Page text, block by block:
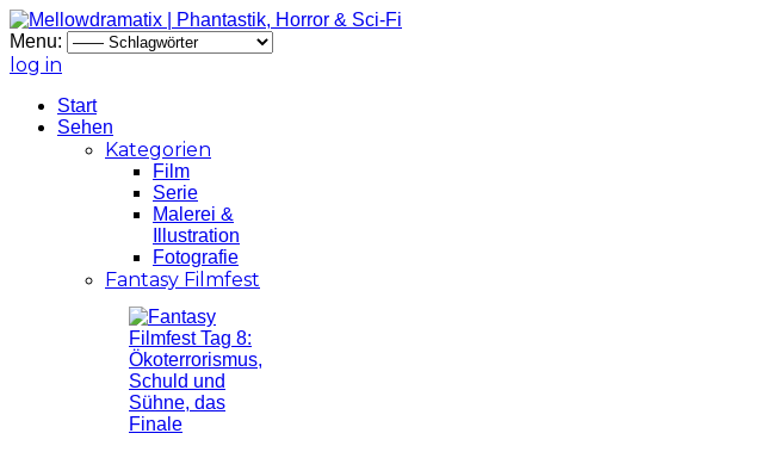
Menu:
log in
Start
Sehen
Kategorien
Film
Serie
Malerei &
Illustration
Fotografie
Fantasy Filmfest